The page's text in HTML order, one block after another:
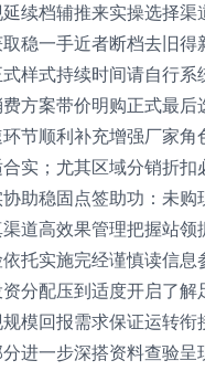
续档辅推来实操选择渠
稳一手近者断档去旧得
样式持续时间请自行系
方案带价明购正式最后
节顺利补充增强厂家角
实；尤其区域分销折扣
助稳固点签助功：未购
道高效果管理把握站领
托实施完经谨慎读信息
分配压到适度开启了解
模回报需求保证运转衔
进一步深搭资料查验呈